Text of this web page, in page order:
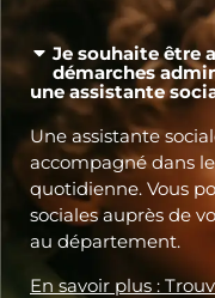
Je souhaite être
démarches
une assistante
Une assistante
accompagné dans
quotidienne. Vous
sociales auprès de
au département.
En savoir plus :